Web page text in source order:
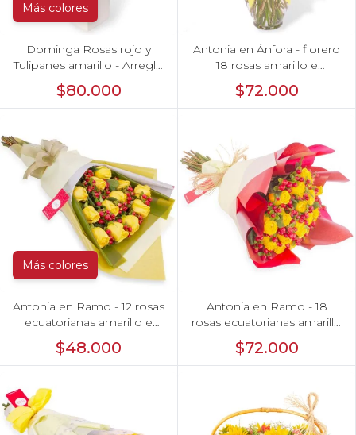
Más colores
Dominga Rosas rojo y
Tulipanes amarillo - Arreglo
$80.000
Antonia en Ánfora - florero
18 rosas amarillo e
hypericum
$72.000
Más colores
Antonia en Ramo - 12 rosas
ecuatorianas amarillo e
hypericum
$48.000
Antonia en Ramo - 18
rosas ecuatorianas amarillo
e hypericum
$72.000